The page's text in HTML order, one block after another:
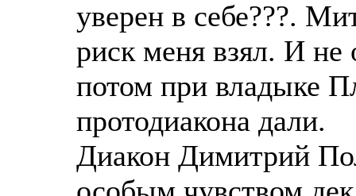
уверен в себе???.
риск меня взял. И
потом при владыке
протодиакона дали.
Диакон Димитрий